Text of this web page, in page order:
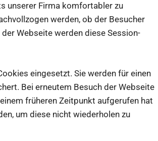
unserer Firma komfortabler zu
werden, ob der Besucher
Webseite werden diese Session-
eingesetzt. Sie werden für einen
Bei erneutem Besuch der Webseite
früheren Zeitpunkt aufgerufen hat
um diese nicht wiederholen zu